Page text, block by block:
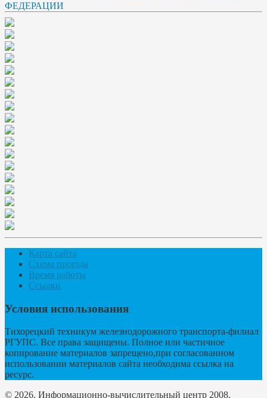
Карта сайта
Схема проезда
Время работы
Ссылки
Условия использования
Тихорецкий техникум железнодорожного транспорта-филиал
РГУПС. Все права защищены. Полное или частичное
копирование материалов запрещено,при согласованном
использовании материалов сайта необходима ссылка на
ресурс.
© 2026. Информационно-вычислительный центр 2008.